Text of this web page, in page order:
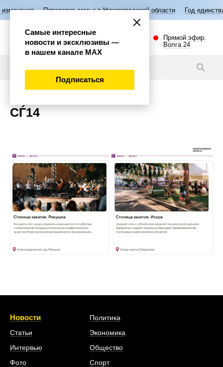
Пятилетие семьи в Нижегородской области Год
Прямой эфир.
Волга 24
СЃ14
Новости
Статьи
Интервью
Фото
Политика
Экономика
Общество
Спорт
Самые интересные
новости и эксклюзивы —
в нашем канале МАХ
Подписаться